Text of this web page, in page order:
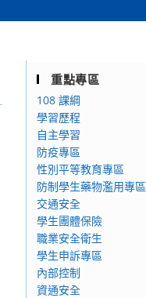
重點專區
108 課綱
學習歷程
自主學習
防疫專區
性別平等教育專區
防制學生藥物濫用專區
交通安全
學生團體保險
職業安全衛生
學生申訴專區
內部控制
資通安全